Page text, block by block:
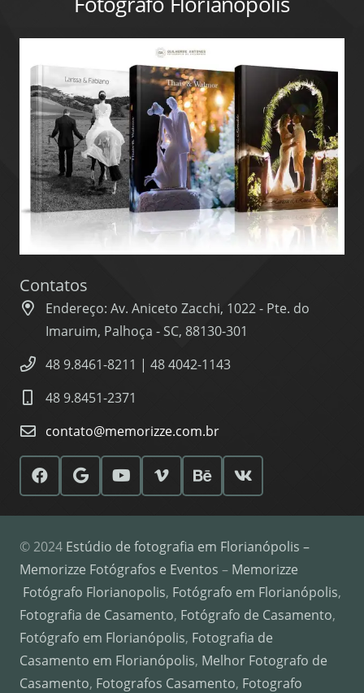
Contatos
Endereço: Av. Aniceto Zacchi, 1022 - Pte. do
Imaruim, Palhoça - SC, 88130-301
48 9.8461-8211 | 48 4042-1143
48 9.8451-2371
contato@memorizze.com.br
© 2024 Estúdio de fotografia em Florianópolis –
Memorizze Fotógrafos e Eventos – Memorizze
Fotógrafo Florianopolis, Fotógrafo em Florianópolis,
Fotografia de Casamento, Fotógrafo de Casamento,
Fotógrafo em Florianópolis, Fotografia de
Casamento em Florianópolis, Melhor Fotografo de
Casamento, Fotografos Casamento, Fotografo